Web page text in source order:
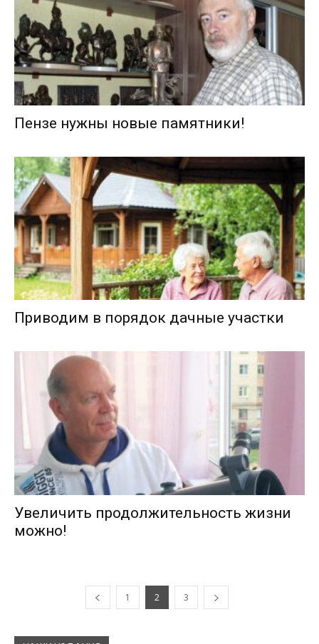
Пензе нужны новые памятники!
Приводим в порядок дачные участки
Увеличить продолжительность жизни
можно!
1 2 3